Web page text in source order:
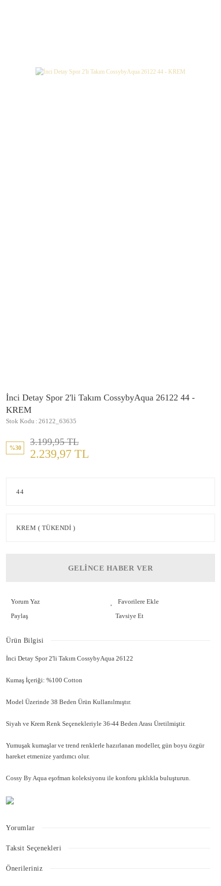
İnci Detay Spor 2'li Takım CossybyAqua 26122 44 -
KREM
Stok Kodu 26122_63635
%30
3.199,95 TL
2.239,97 TL
GELİNCE HABER VER
Yorum Yaz
Paylaş
Tavsiye Et
Ürün Bilgisi
İnci Detay Spor 2'li Takım CossybyAqua 26122
Kumaş İçeriği: %100 Cotton
Model Üzerinde 38 Beden Ürün Kullanılmıştır.
Siyah ve Krem Renk Seçenekleriyle 36-44 Beden Arası Üretilmiştir.
Yumuşak kumaşlar ve trend renklerle hazırlanan modeller, gün boyu özgür
hareket etmenize yardımcı olur.
Cossy By Aqua eşofman koleksiyonu ile konforu şıklıkla buluşturun.
Yorumlar
Taksit Seçenekleri
Önerileriniz